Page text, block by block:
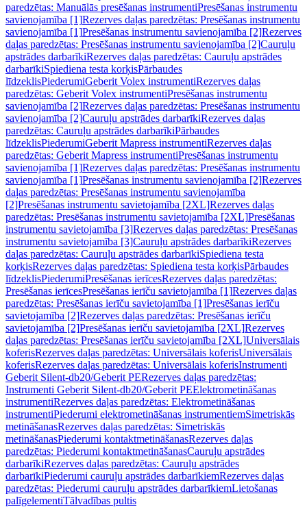
paredzētas: Manuālās presēšanas instrumentiPresēšanas instrumentu
savienojamība [1]Rezerves daļas paredzētas: Presēšanas instrumentu
savienojamība [1]Presēšanas instrumentu savienojamība [2]Rezerves
daļas paredzētas: Presēšanas instrumentu savienojamība [2]Cauruļu
apstrādes darbarīkiRezerves daļas paredzētas: Cauruļu apstrādes
darbarīkiSpiediena testa korķisPārbaudes
līdzeklisPiederumiGeberit Volex instrumentiRezerves daļas
paredzētas: Geberit Volex instrumentiPresēšanas instrumentu
savienojamība [2]Rezerves daļas paredzētas: Presēšanas instrumentu
savienojamība [2]Cauruļu apstrādes darbarīkiRezerves daļas
paredzētas: Cauruļu apstrādes darbarīkiPārbaudes
līdzeklisPiederumiGeberit Mapress instrumentiRezerves daļas
paredzētas: Geberit Mapress instrumentiPresēšanas instrumentu
savienojamība [1]Rezerves daļas paredzētas: Presēšanas instrumentu
savienojamība [1]Presēšanas instrumentu savienojamība [2]Rezerves
daļas paredzētas: Presēšanas instrumentu savienojamība
[2]Presēšanas instrumentu savietojamība [2XL]Rezerves daļas
paredzētas: Presēšanas instrumentu savietojamība [2XL]Presēšanas
instrumentu savietojamība [3]Rezerves daļas paredzētas: Presēšanas
instrumentu savietojamība [3]Cauruļu apstrādes darbarīkiRezerves
daļas paredzētas: Cauruļu apstrādes darbarīkiSpiediena testa
korķisRezerves daļas paredzētas: Spiediena testa korķisPārbaudes
līdzeklisPiederumiPresēšanas ierīcesRezerves daļas paredzētas:
Presēšanas ierīcesPresēšanas ierīču savietojamība [1]Rezerves daļas
paredzētas: Presēšanas ierīču savietojamība [1]Presēšanas ierīču
savietojamība [2]Rezerves daļas paredzētas: Presēšanas ierīču
savietojamība [2]Presēšanas ierīču savietojamība [2XL]Rezerves
daļas paredzētas: Presēšanas ierīču savietojamība [2XL]Universālais
koferisRezerves daļas paredzētas: Universālais koferisUniversālais
koferisRezerves daļas paredzētas: Universālais koferisInstrumenti
Geberit Silent-db20/Geberit PERezerves daļas paredzētas:
Instrumenti Geberit Silent-db20/Geberit PEElektrometināšanas
instrumentiRezerves daļas paredzētas: Elektrometināšanas
instrumentiPiederumi elektrometināšanas instrumentiemSimetriskās
metināšanasRezerves daļas paredzētas: Simetriskās
metināšanasPiederumi kontaktmetināšanasRezerves daļas
paredzētas: Piederumi kontaktmetināšanasCauruļu apstrādes
darbarīkiRezerves daļas paredzētas: Cauruļu apstrādes
darbarīkiPiederumi cauruļu apstrādes darbarīkiemRezerves daļas
paredzētas: Piederumi cauruļu apstrādes darbarīkiemLietošanas
palīgelementiTālvadības pultis